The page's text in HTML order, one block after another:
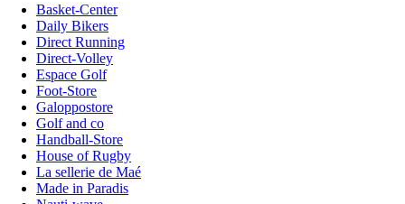
Basket-Center
Daily Bikers
Direct Running
Direct-Volley
Espace Golf
Foot-Store
Galoppostore
Golf and co
Handball-Store
House of Rugby
La sellerie de Maé
Made in Paradis